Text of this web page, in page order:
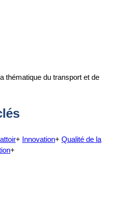
thématique du transport et de
+ Innovation+ Qualité de la
+